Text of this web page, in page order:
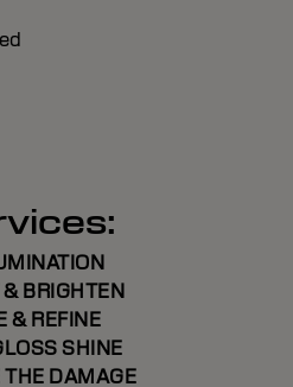
BRIGHTEN
& REFINE
SHINE
THE DAMAGE